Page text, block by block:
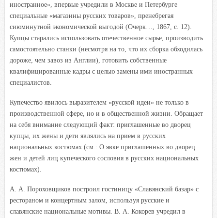
иностранное», впервые учредили в Москве и Петербурге
специальные «магазины русских товаров», пренебрегая
сиюминутной экономической выгодой (Очерк…, 1867, с. 12).
Купцы старались использовать отечественное сырье, производить
самостоятельно станки (несмотря на то, что их сборка обходилась
дороже, чем завоз из Англии), готовить собственные
квалифицированные кадры с целью замены ими иностранных
специалистов.
Купечество явилось выразителем «русской идеи» не только в
производственной сфере, но и в общественной жизни. Обращает
на себя внимание следующий факт: приглашенные во дворец
купцы, их жены и дети являлись на прием в русских
национальных костюмах (см.: О явке приглашенных во дворец
жен и детей лиц купеческого сословия в русских национальных
костюмах).
А. А. Пороховщиков построил гостиницу «Славянский базар» с
рестораном и концертным залом, используя русские и
славянские национальные мотивы. В. А. Кокорев учредил в